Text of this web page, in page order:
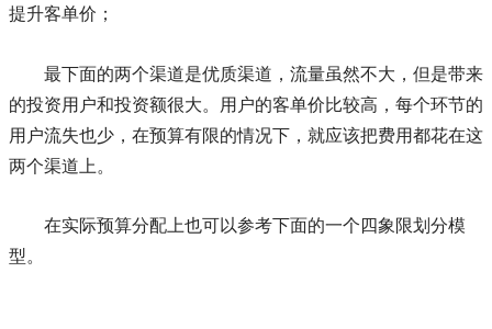
提升客单价；
最下面的两个渠道是优质渠道，流量虽然不大，但是带来
的投资用户和投资额很大。用户的客单价比较高，每个环节的
用户流失也少，在预算有限的情况下，就应该把费用都花在这
两个渠道上。
在实际预算分配上也可以参考下面的一个四象限划分模
型。